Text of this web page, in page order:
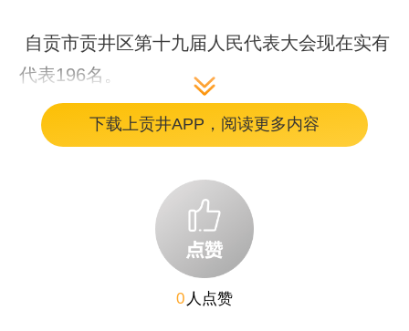
自贡市贡井区第十九届人民代表大会现在实有
代表196名。
特此公告
自贡市贡井区人大常委会
下载上贡井APP，阅读更多内容
0 人点赞